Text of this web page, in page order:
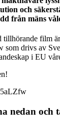
och
från mäns
tillhörande film
drivs av
i EU
nedan och